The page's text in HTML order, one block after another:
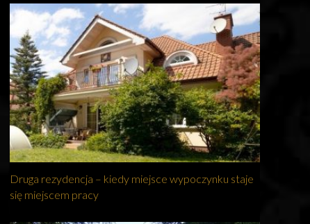
Druga rezydencja – kiedy miejsce wypoczynku staje
się miejscem pracy